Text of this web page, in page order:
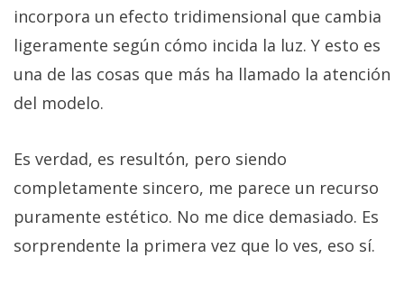
incorpora un efecto tridimensional que cambia
ligeramente según cómo incida la luz. Y esto es
una de las cosas que más ha llamado la atención
del modelo.
Es verdad, es resultón, pero siendo
completamente sincero, me parece un recurso
puramente estético. No me dice demasiado. Es
sorprendente la primera vez que lo ves, eso sí.